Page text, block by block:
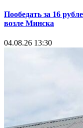
Пообедать за 16
возле Минска
04.08.26 13:30